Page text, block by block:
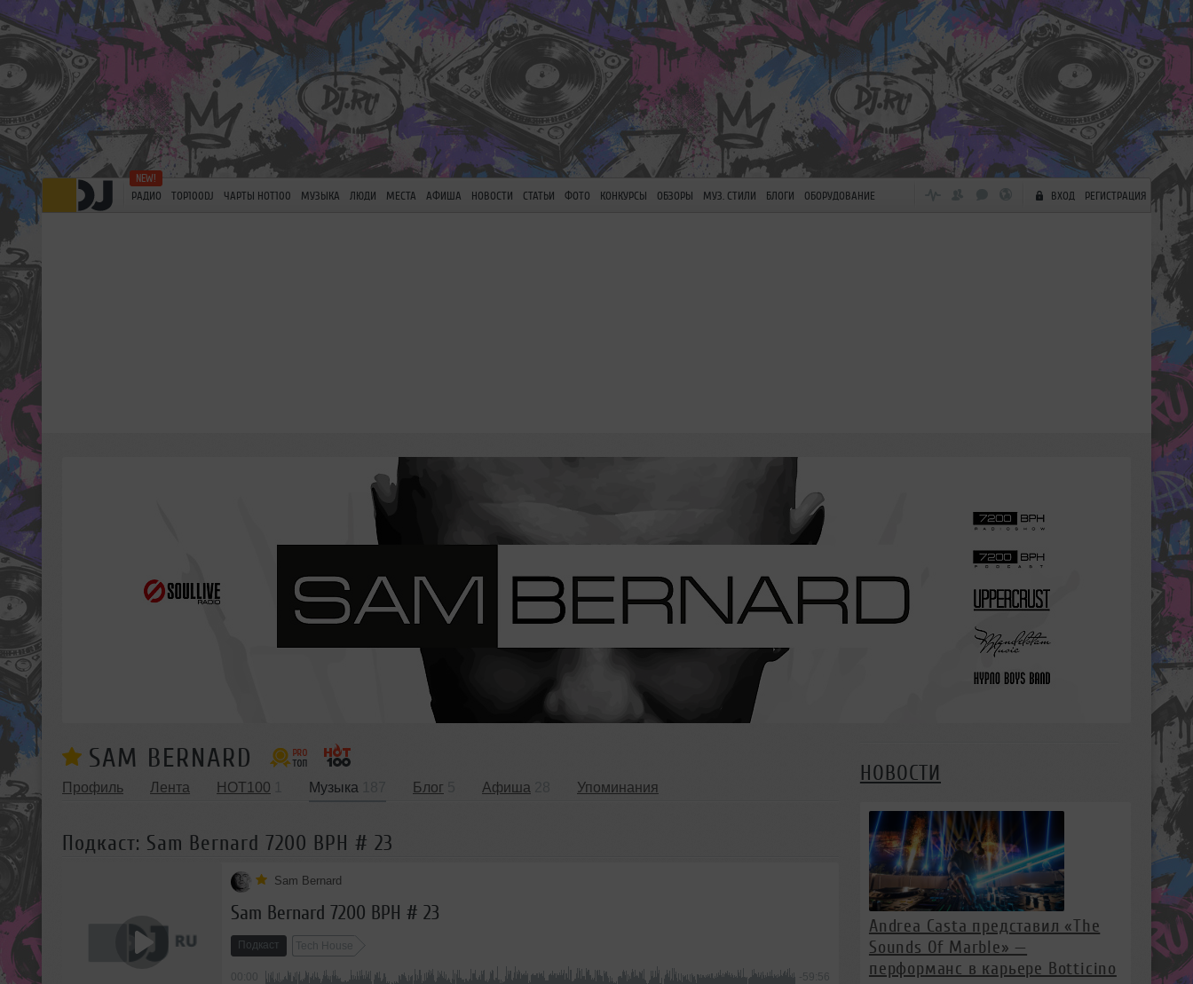
РАДИО TOP100DJ ЧАРТЫ HOT100 МУЗЫКА ЛЮДИ МЕСТА АФИША НОВОСТИ СТАТЬИ ФОТО КОНКУРСЫ ОБЗОРЫ МУЗ. СТИЛИ БЛОГИ ОБОРУДОВАНИЕ ВХОД РЕГИСТРАЦИЯ
SAM BERNARD
Профиль Лента HOT100 Музыка Блог Афиша Упоминания
Подкаст: Sam Bernard 7200 BPH # 23
Sam Bernard
Sam Bernard 7200 BPH # 23
Подкаст Tech House
-59:56
НОВОСТИ
Andrea Casta представил «The
Sounds Of Marble» —
перформанс в карьере Botticino